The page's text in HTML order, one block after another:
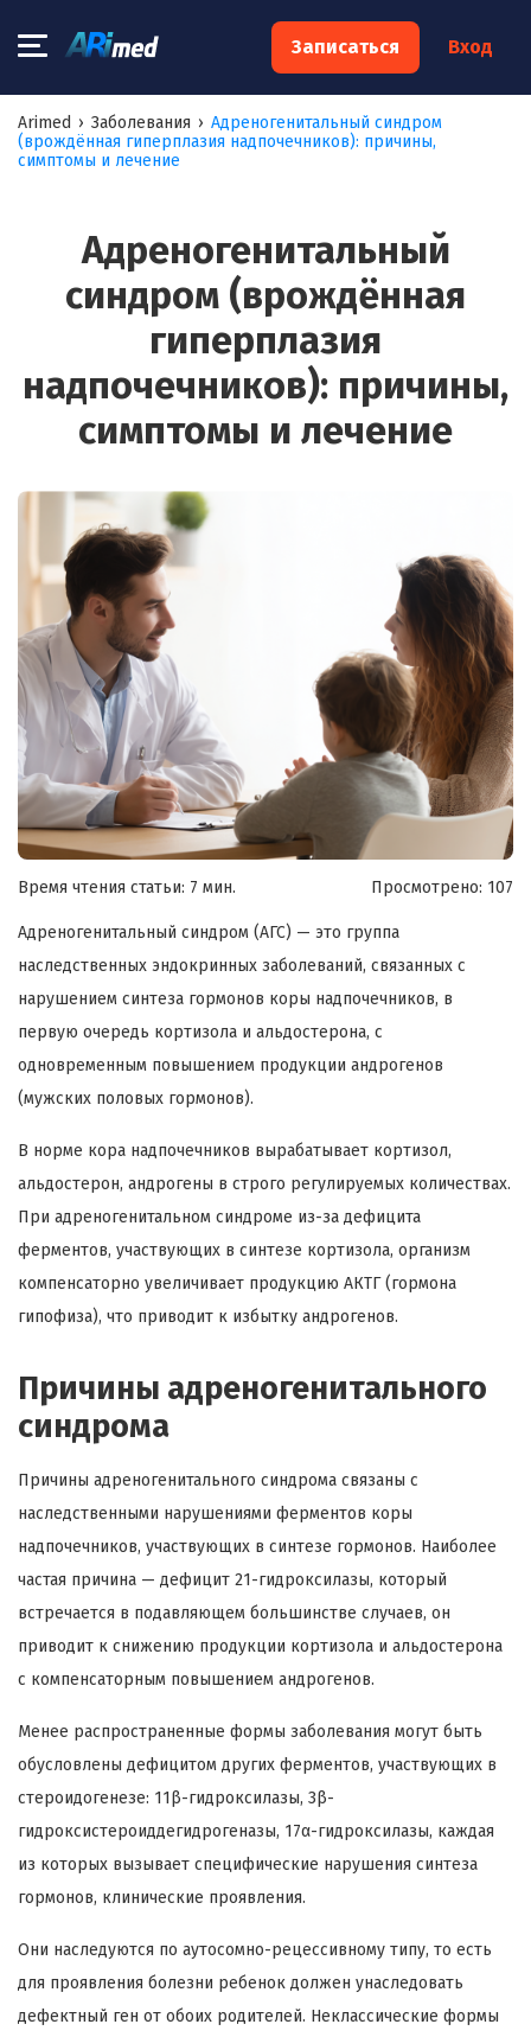
Записаться Вход
Arimed › Заболевания › Адреногенитальный синдром
(врождённая гиперплазия надпочечников): причины,
симптомы и лечение
Адреногенитальный
синдром (врождённая
гиперплазия
надпочечников): причины,
симптомы и лечение
Время чтения статьи: 7 мин. Просмотрено: 107
Адреногенитальный синдром (АГС) — это группа
наследственных эндокринных заболеваний, связанных с
нарушением синтеза гормонов коры надпочечников, в
первую очередь кортизола и альдостерона, с
одновременным повышением продукции андрогенов
(мужских половых гормонов).
В норме кора надпочечников вырабатывает кортизол,
альдостерон, андрогены в строго регулируемых количествах.
При адреногенитальном синдроме из-за дефицита
ферментов, участвующих в синтезе кортизола, организм
компенсаторно увеличивает продукцию АКТГ (гормона
гипофиза), что приводит к избытку андрогенов.
Причины адреногенитального
синдрома
Причины адреногенитального синдрома связаны с
наследственными нарушениями ферментов коры
надпочечников, участвующих в синтезе гормонов. Наиболее
частая причина — дефицит 21-гидроксилазы, который
встречается в подавляющем большинстве случаев, он
приводит к снижению продукции кортизола и альдостерона
с компенсаторным повышением андрогенов.
Менее распространенные формы заболевания могут быть
обусловлены дефицитом других ферментов, участвующих в
стероидогенезе: 11β-гидроксилазы, 3β-
гидроксистероиддегидрогеназы, 17α-гидроксилазы, каждая
из которых вызывает специфические нарушения синтеза
гормонов, клинические проявления.
Они наследуются по аутосомно-рецессивному типу, то есть
для проявления болезни ребенок должен унаследовать
дефектный ген от обоих родителей. Неклассические формы
×
Запишитесь на консультацию к
специалисту
Ваш телефон:*
Ваш e-mail:*